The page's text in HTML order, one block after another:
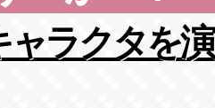
ラクタを